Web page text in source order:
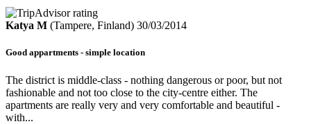
Katya M (Tampere, Finland) 30/03/2014
Good appartments - simple location
The district is middle-class - nothing dangerous or poor, but not
fashionable and not too close to the city-centre either. The
apartments are really very and very comfortable and beautiful -
with...